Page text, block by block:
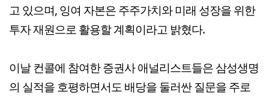
고 있으며, 잉여 자본은 주주가치와 미래 성장을 위한
투자 재원으로 활용할 계획이라고 밝혔다.
이날 컨콜에 참여한 증권사 애널리스트들은 삼성생명
의 실적을 호평하면서도 배당을 둘러싼 질문을 주로